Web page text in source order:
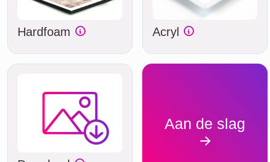
Hardfoam Acryl
Aan de slag